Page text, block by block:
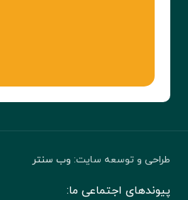
طراحی و توسعه سایت: وب سنتر
پیوندهای اجتماعی ما: